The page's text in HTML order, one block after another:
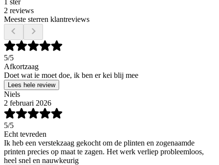
2 reviews
Meeste sterren klantreviews
5/5
Afkortzaag
Doet wat ie moet doe, ik ben er kei blij mee
Lees hele review
Niels
2 februari 2026
5/5
Echt tevreden
Ik heb een verstekzaag gekocht om de plinten en zogenaamde
printen precies op maat te zagen. Het werk verliep probleemloos,
heel snel en nauwkeurig